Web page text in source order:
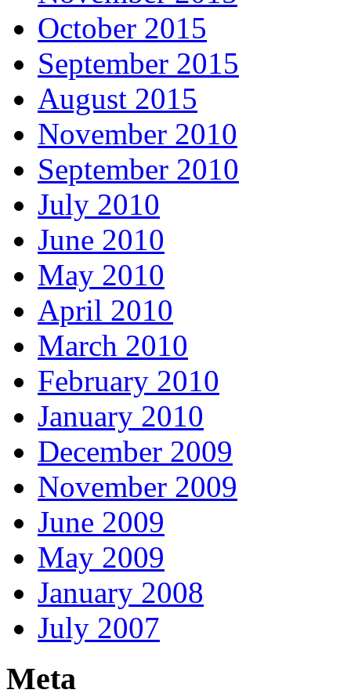
October 2015
September 2015
August 2015
November 2010
September 2010
July 2010
June 2010
May 2010
April 2010
March 2010
February 2010
January 2010
December 2009
November 2009
June 2009
May 2009
January 2008
July 2007
Meta